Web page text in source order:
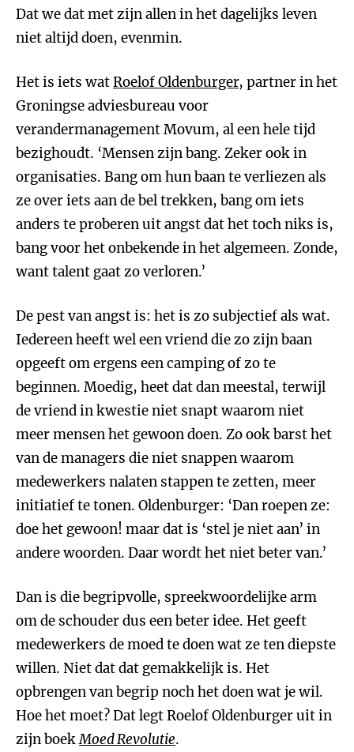
Dat we dat met zijn allen in het dagelijks leven
niet altijd doen, evenmin.
Het is iets watRoelof Oldenburger, partner in het
Groningse adviesbureau voor
verandermanagement Movum, al een hele tijd
bezighoudt. ‘Mensen zijn bang. Zeker ook in
organisaties. Bang om hun baan te verliezen als
ze over iets aan de bel trekken, bang om iets
anders te proberen uit angst dat het toch niks is,
bang voor het onbekende in het algemeen. Zonde,
want talent gaat zo verloren.’
De pest van angst is: het is zo subjectief als wat.
Iedereen heeft wel een vriend die zo zijn baan
opgeeft om ergens een camping of zo te
beginnen. Moedig, heet dat dan meestal, terwijl
de vriend in kwestie niet snapt waarom niet
meer mensen het gewoon doen. Zo ook barst het
van de managers die niet snappen waarom
medewerkers nalaten stappen te zetten, meer
initiatief te tonen. Oldenburger: ‘Dan roepen ze:
doe het gewoon! maar dat is ‘stel je niet aan’ in
andere woorden. Daar wordt het niet beter van.’
Dan is die begripvolle, spreekwoordelijke arm
om de schouder dus een beter idee. Het geeft
medewerkers de moed te doen wat ze ten diepste
willen. Niet dat dat gemakkelijk is. Het
opbrengen van begrip noch het doen wat je wil.
Hoe het moet? Dat legt Roelof Oldenburger uit in
zijn boekMoed Revolutie.